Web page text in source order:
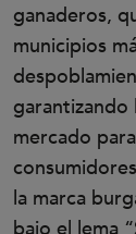
ganaderos,
municipios
garantizando
mercado
la marca